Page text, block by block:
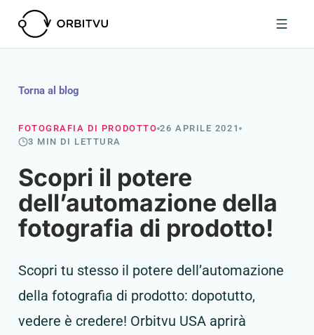
Torna al blog
FOTOGRAFIA DI PRODOTTO 26 APRILE 2021
3 MIN DI LETTURA
Scopri il potere
dell’automazione della
fotografia di prodotto!
Scopri tu stesso il potere dell’automazione
della fotografia di prodotto: dopotutto,
vedere è credere! Orbitvu USA aprirà